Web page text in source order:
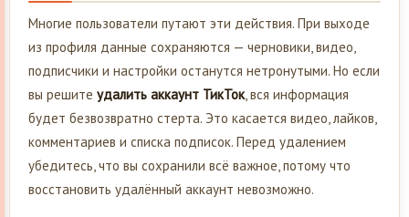
Многие пользователи путают эти действия. При выходе
из профиля данные сохраняются — черновики, видео,
подписчики и настройки останутся нетронутыми. Но если
вы решите удалить аккаунт ТикТок, вся информация
будет безвозвратно стерта. Это касается видео, лайков,
комментариев и списка подписок. Перед удалением
убедитесь, что вы сохранили всё важное, потому что
восстановить удалённый аккаунт невозможно.